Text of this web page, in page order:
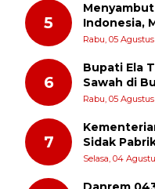
5
Indonesia,
Kembali
Rabu, 05
6
Bupati Ela
Sawah di
Subsidi
Rabu, 05
7
Sidak
PPUKI
Selasa, 04